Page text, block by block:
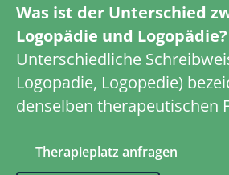
Was ist der Unterschied
Logopädie und Logopädie?
Unterschiedliche
Logopadie, Logopedie)
denselben therapeutischen
Therapieplatz anfragen